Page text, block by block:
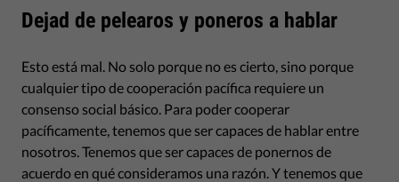
Dejad de pelearos y poneros a hablar
Esto está mal. No solo porque no es cierto, sino porque
cualquier tipo de cooperación pacífica requiere un
consenso social básico. Para poder cooperar
pacíficamente, tenemos que ser capaces de hablar entre
nosotros. Tenemos que ser capaces de ponernos de
acuerdo en qué consideramos una razón. Y tenemos que